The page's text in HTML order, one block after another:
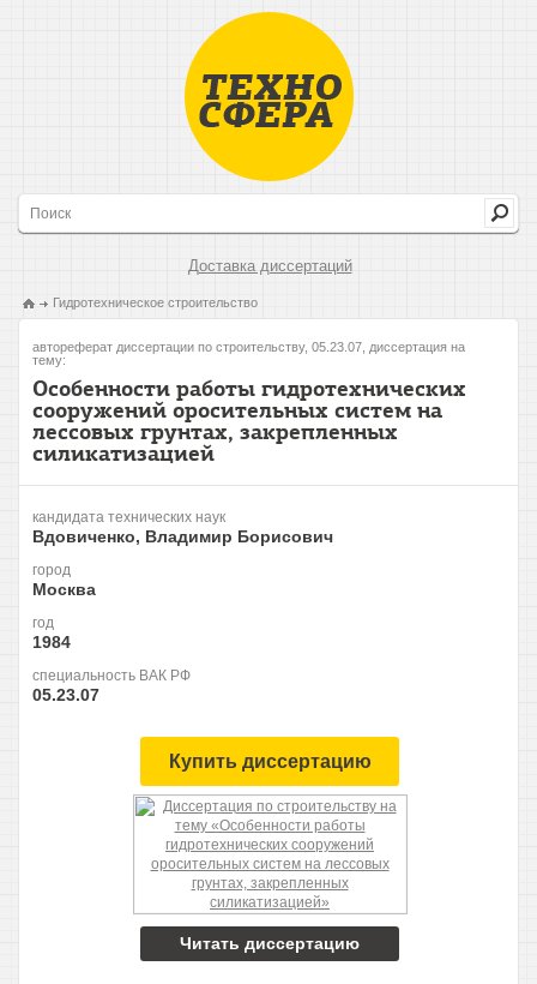
Доставка диссертаций
Гидротехническое строительство
автореферат диссертации по строительству, 05.23.07, диссертация на
тему:
Особенности работы гидротехнических
сооружений оросительных систем на
лессовых грунтах, закрепленных
силикатизацией
кандидата технических наук
Вдовиченко, Владимир Борисович
город
Москва
год
1984
специальность ВАК РФ
05.23.07
Купить диссертацию
Читать диссертацию